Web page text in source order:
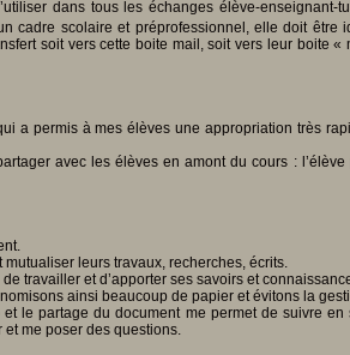
dans tous les échanges élève-
cadre scolaire et préprofessionnel, elle doit être
soit vers cette boite mail, soit vers leur boite
a permis à mes élèves une appropriation très
avec les élèves en amont du cours :
leurs travaux, recherches, écrits.
travailler et d’apporter ses savoirs et
ainsi beaucoup de papier et évitons la
le partage du document me permet de suivre
et me poser des questions.